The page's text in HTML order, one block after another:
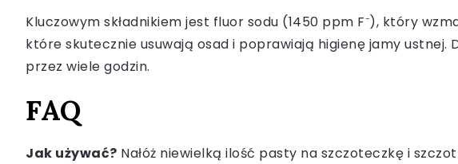
Kluczowym składnikiem jest fluor sodu (1450 ppm F⁻), który
które skutecznie usuwają osad i poprawiają higienę jamy
przez wiele godzin.
FAQ
Jak używać? Nałóż niewielką ilość pasty na szczoteczkę i